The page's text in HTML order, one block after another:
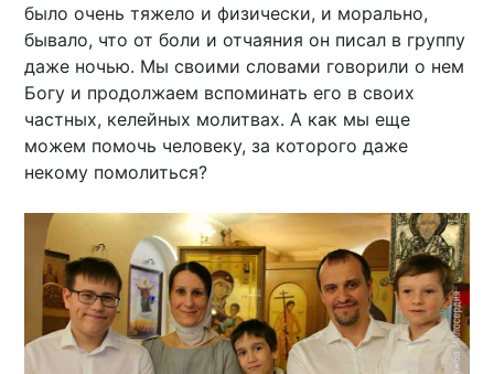
было очень тяжело и физически, и морально,
бывало, что от боли и отчаяния он писал в группу
даже ночью. Мы своими словами говорили о нем
Богу и продолжаем вспоминать его в своих
частных, келейных молитвах. А как мы еще
можем помочь человеку, за которого даже
некому помолиться?